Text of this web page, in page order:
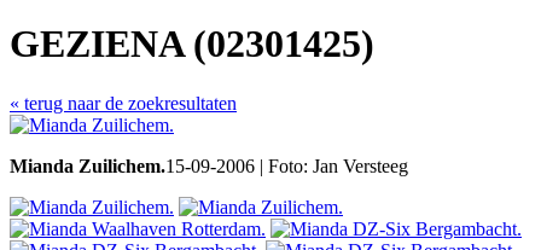
GEZIENA (02301425)
« terug naar de zoekresultaten
Mianda Zuilichem.15-09-2006 | Foto: Jan Versteeg